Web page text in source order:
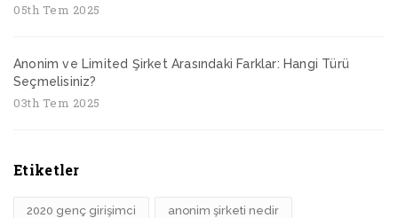
05th Tem 2025
Anonim ve Limited Şirket Arasındaki Farklar: Hangi Türü
Seçmelisiniz?
03th Tem 2025
Etiketler
2020 genç girişimci anonim şirketi nedir